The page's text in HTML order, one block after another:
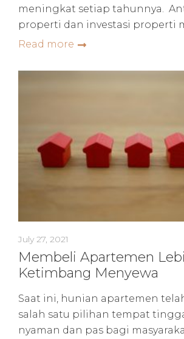
meningkat setiap tahunnya.
properti dan investasi properti
Read more
July 27, 2021
Membeli Apartemen
Ketimbang Menyewa
Saat ini, hunian apartemen
salah satu pilihan tempat
nyaman dan pas bagi